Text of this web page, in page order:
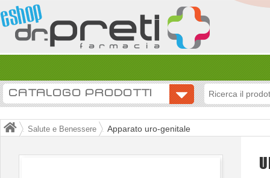
CATALOGO PRODOTTI
Salute e Benessere Apparato uro-genitale